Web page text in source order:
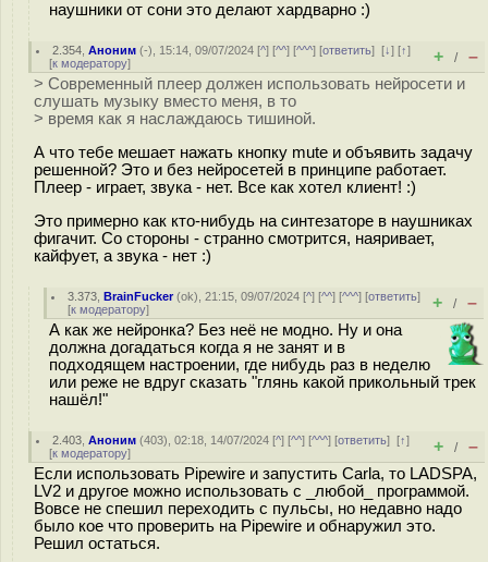
наушники от сони это делают хардварно :)
2.354 ,Аноним (-), 15:14, 09/07/2024 [^] [^^] [^^^] [ответить][↓] [↑]
[к модератору] + / –
> Современный плеер должен использовать нейросети и
слушать музыку вместо меня, в то
> время как я наслаждаюсь тишиной.
А что тебе мешает нажать кнопку mute и объявить задачу
решенной? Это и без нейросетей в принципе работает.
Плеер - играет, звука - нет. Все как хотел клиент! :)
Это примерно как кто-нибудь на синтезаторе в наушниках
фигачит. Со стороны - странно смотрится, наяривает,
кайфует, а звука - нет :)
3.373 ,BrainFucker(ok), 21:15, 09/07/2024 [^] [^^] [^^^] [ответить]
[к модератору] + / –
А как же нейронка? Без неё не модно. Ну и она
должна догадаться когда я не занят и в
подходящем настроении, где нибудь раз в неделю
или реже не вдруг сказать "глянь какой прикольный трек
нашёл!"
2.403 ,Аноним (403), 02:18, 14/07/2024 [^] [^^] [^^^] [ответить][↑]
[к модератору] + / –
Если использовать Pipewire и запустить Carla, то LADSPA,
LV2 и другое можно использовать с _любой_ программой.
Вовсе не спешил переходить с пульсы, но недавно надо
было кое что проверить на Pipewire и обнаружил это.
Решил остаться.